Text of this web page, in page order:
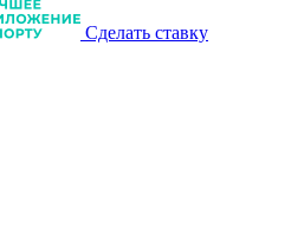
Сделать ставку